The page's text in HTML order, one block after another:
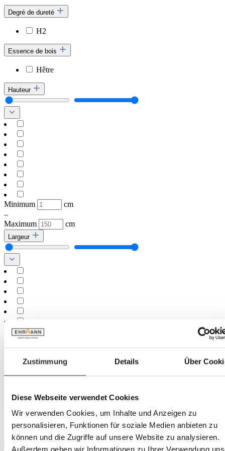
Zustimmung Details Über
Diese Webseite verwendet Cookies
Wir verwenden Cookies, um Inhalte und Anzeigen zu
personalisieren, Funktionen für soziale Medien anbieten zu
können und die Zugriffe auf unsere Website zu analysieren.
Außerdem geben wir Informationen zu Ihrer Verwendung
Degré de dureté
H2
Essence de bois
Hêtre
Hauteur
Minimum
cm
–
Maximum
cm
Largeur
Minimum
cm
Maximum
cm